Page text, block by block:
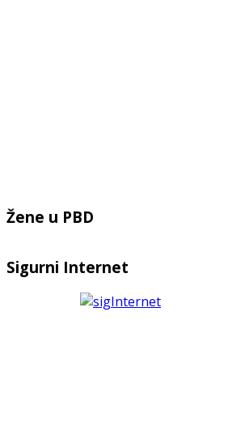
Žene u PBD
Sigurni Internet